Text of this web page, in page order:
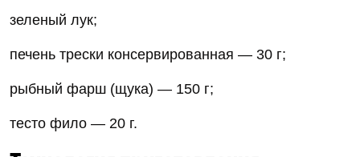
зеленый лук;
печень трески консервированная — 30 г;
рыбный фарш (щука) — 150 г;
тесто фило — 20 г.